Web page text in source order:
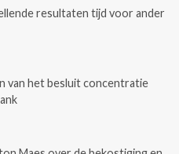
resultaten tijd voor ander
van het besluit concentratie